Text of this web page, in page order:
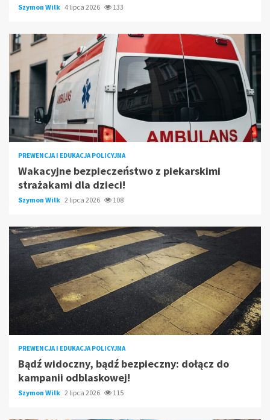
Szymon Wilk 4 lipca 2026 133
PREWENCJA I EDUKACJA POLICYJNA
Wakacyjne bezpieczeństwo z piekarskimi
strażakami dla dzieci!
Szymon Wilk 2 lipca 2026 108
PREWENCJA I EDUKACJA POLICYJNA
Bądź widoczny, bądź bezpieczny: dołącz do
kampanii odblaskowej!
Szymon Wilk 2 lipca 2026 115